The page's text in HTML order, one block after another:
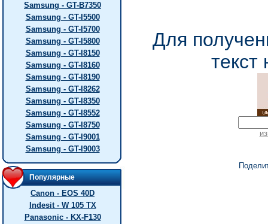
Samsung - GT-B7350
Samsung - GT-I5500
Samsung - GT-I5700
Samsung - GT-I5800
Samsung - GT-I8150
Samsung - GT-I8160
Samsung - GT-I8190
Samsung - GT-I8262
Samsung - GT-I8350
Samsung - GT-I8552
Samsung - GT-I8750
Samsung - GT-I9001
Samsung - GT-I9003
Популярные
Canon - EOS 40D
Indesit - W 105 TX
Panasonic - KX-F130
Для
текст